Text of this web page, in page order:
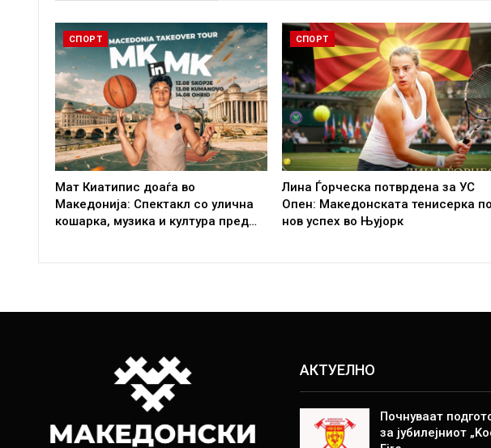
СПОРТ
Мат Киатипис доаѓа во
Македонија: Спектакл со улична
кошарка, музика и култура пред…
СПОРТ
Лина Ѓорческа потврдена за УС
Опен: Македонската тенисерка по
нов успех во Њујорк
АКТУЕЛНО
Почнуваат
за јубилејниот